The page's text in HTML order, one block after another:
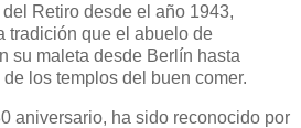
Retiro desde el año 1943,
tradición que el abuelo de
su maleta desde Berlín hasta
los templos del buen comer.
aniversario, ha sido reconocido por